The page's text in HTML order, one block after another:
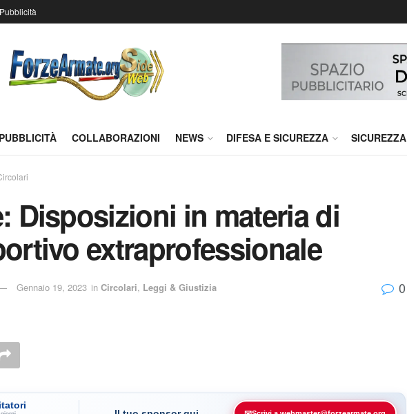
Pubblicità
PUBBLICITÀ COLLABORAZIONI NEWS DIFESA E SICUREZZA SICUREZZA
Disposizioni in materia di
extraprofessionale
Gennaio 19, 2023 in Circolari, Leggi & Giustizia 0